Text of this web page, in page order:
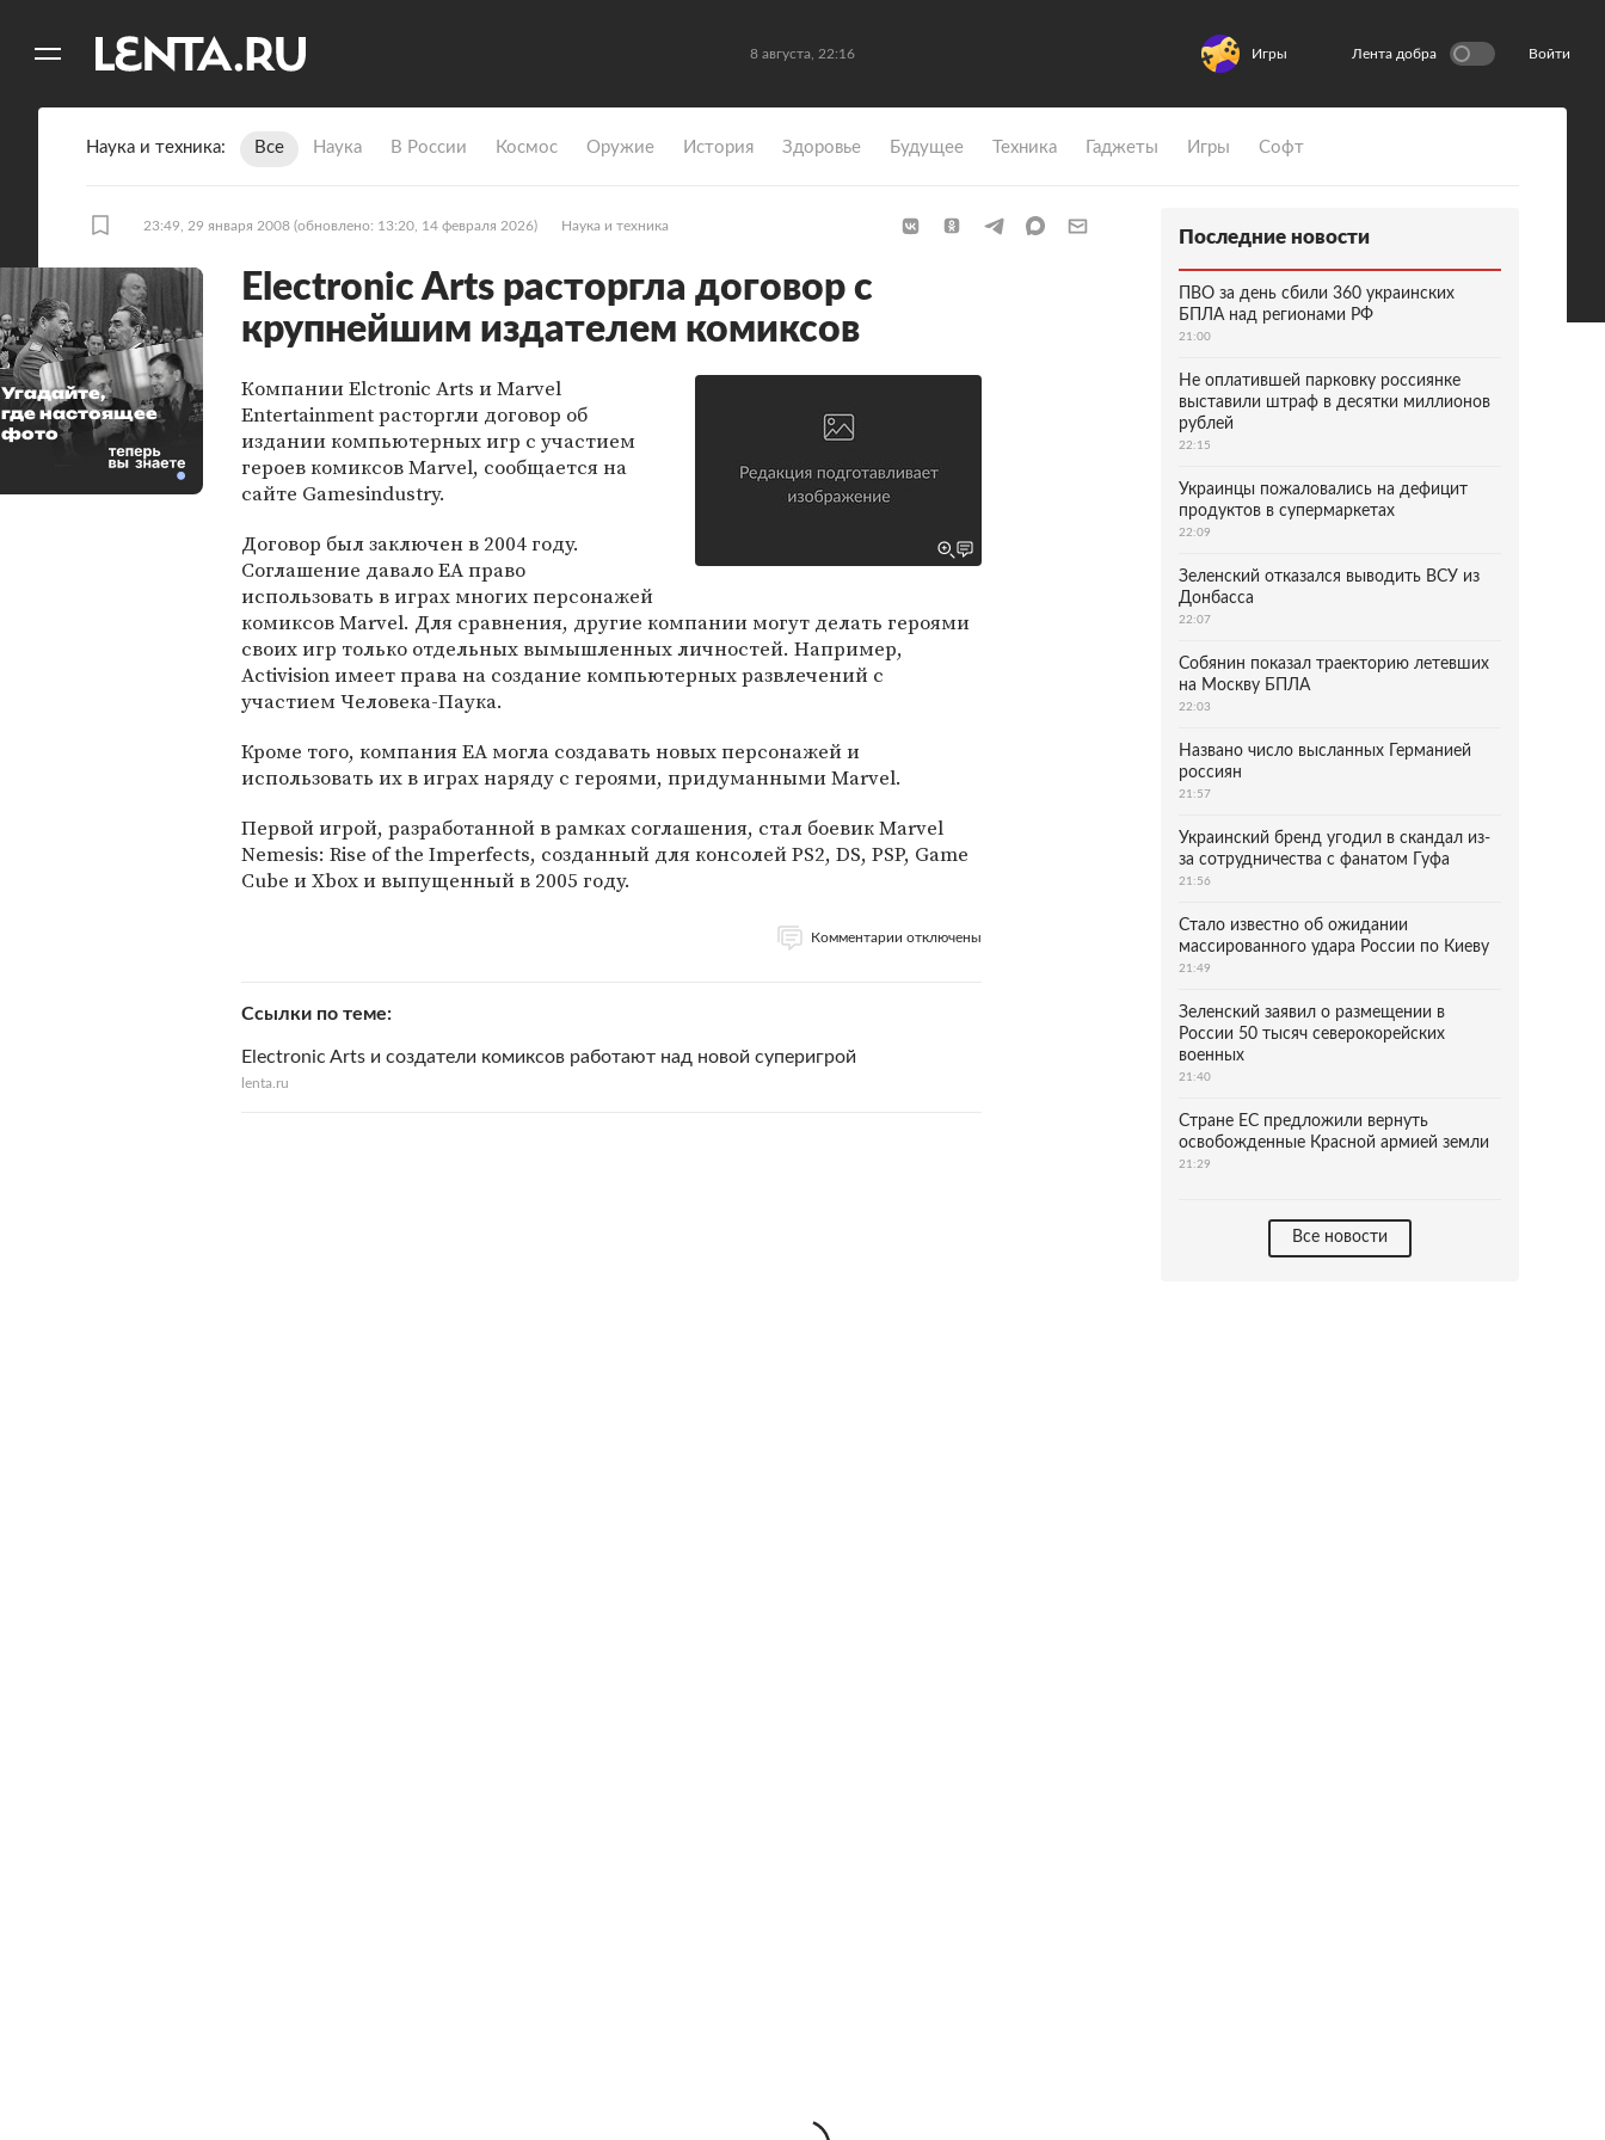
8 августа, 22:16 Игры Лента добра Войти
Наука и техника Все Наука В России Космос Оружие История Здоровье Будущее Техника Гаджеты Игры Софт
23:49, 29 января 2008 (обновлено: 13:20, 14 февраля 2026) Наука и техника
Electronic Arts расторгла договор с
крупнейшим издателем комиксов
Компании Elctronic Arts и Marvel
Entertainment расторгли договор об
издании компьютерных игр с участием
героев комиксов Marvel, сообщается на
сайте Gamesindustry.
Договор был заключен в 2004 году.
Соглашение давало EA право
использовать в играх многих персонажей
комиксов Marvel. Для сравнения, другие компании могут делать героями
своих игр только отдельных вымышленных личностей. Например,
Activision имеет права на создание компьютерных развлечений с
участием Человека-Паука.
Кроме того, компания EA могла создавать новых персонажей и
использовать их в играх наряду с героями, придуманными Marvel.
Первой игрой, разработанной в рамках соглашения, стал боевик Marvel
Nemesis: Rise of the Imperfects, созданный для консолей PS2, DS, PSP, Game
Cube и Xbox и выпущенный в 2005 году.
Комментарии отключены
Ссылки по теме
Electronic Arts и создатели комиксов работают над новой суперигрой
lenta.ru
Угадайте,
где настоящее
фото
Последние новости
ПВО за день сбили 360 украинских
БПЛА над регионами РФ
21:00
Не оплатившей парковку россиянке
выставили штраф в десятки миллионов
рублей
22:15
Украинцы пожаловались на дефицит
продуктов в супермаркетах
22:09
Зеленский отказался выводить ВСУ из
Донбасса
22:07
Собянин показал траекторию летевших
на Москву БПЛА
22:03
Названо число высланных Германией
россиян
21:57
Украинский бренд угодил в скандал из-
за сотрудничества с фанатом Гуфа
21:56
Стало известно об ожидании
массированного удара России по Киеву
21:49
Зеленский заявил о размещении в
России 50 тысяч северокорейских
военных
21:40
Стране ЕС предложили вернуть
освобожденные Красной армией земли
21:29
Все новости